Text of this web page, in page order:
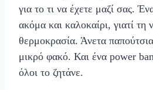
για το τι να έχετε μαζί σας.
ακόμα και καλοκαίρι, γιατί τη
θερμοκρασία. Άνετα
μικρό φακό. Και ένα power
όλοι το ζητάνε.